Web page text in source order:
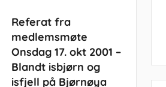
Referat fra
medlemsmøte
Onsdag 17. okt 2001 –
Blandt isbjørn og
isfjell på Bjørnøya